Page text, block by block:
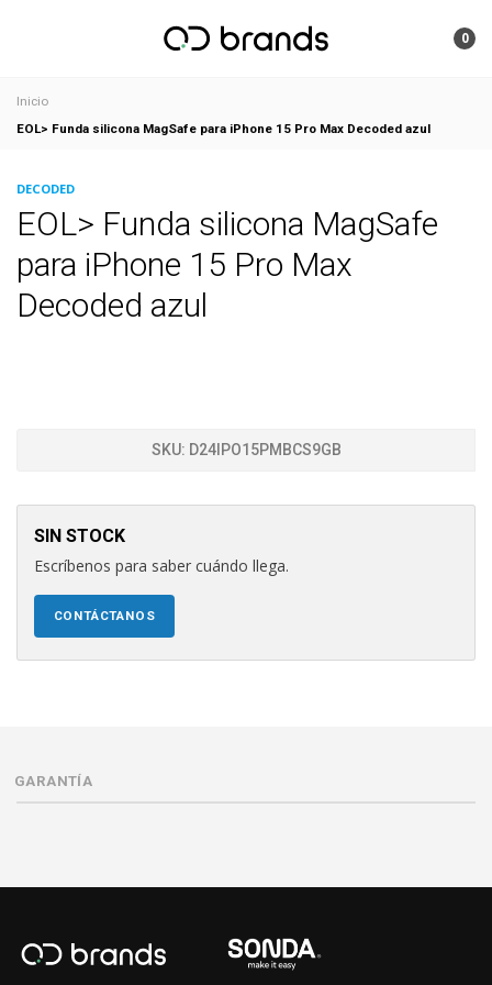
0
Inicio
EOL> Funda silicona MagSafe para iPhone 15 Pro Max Decoded azul
DECODED
EOL> Funda silicona MagSafe
para iPhone 15 Pro Max
Decoded azul
SKU: D24IPO15PMBCS9GB
SIN STOCK
Escríbenos para saber cuándo llega.
CONTÁCTANOS
GARANTÍA